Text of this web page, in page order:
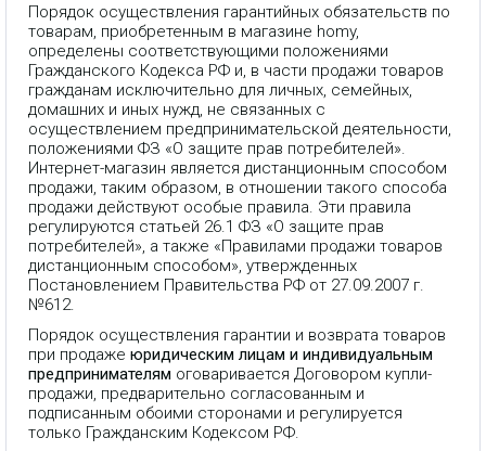
Порядок осуществления гарантийных обязательств по
товарам, приобретенным в магазине homy,
определены соответствующими положениями
Гражданского Кодекса РФ и, в части продажи товаров
гражданам исключительно для личных, семейных,
домашних и иных нужд, не связанных с
осуществлением предпринимательской деятельности,
положениями ФЗ «О защите прав потребителей».
Интернет-магазин является дистанционным способом
продажи, таким образом, в отношении такого способа
продажи действуют особые правила. Эти правила
регулируются статьей 26.1 ФЗ «О защите прав
потребителей», а также «Правилами продажи товаров
дистанционным способом», утвержденных
Постановлением Правительства РФ от 27.09.2007 г.
№612.
Порядок осуществления гарантии и возврата товаров
при продаже юридическим лицам и индивидуальным
предпринимателям оговаривается Договором купли-
продажи, предварительно согласованным и
подписанным обоими сторонами и регулируется
только Гражданским Кодексом РФ.